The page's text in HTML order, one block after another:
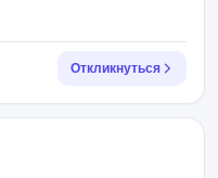
Откликнуться